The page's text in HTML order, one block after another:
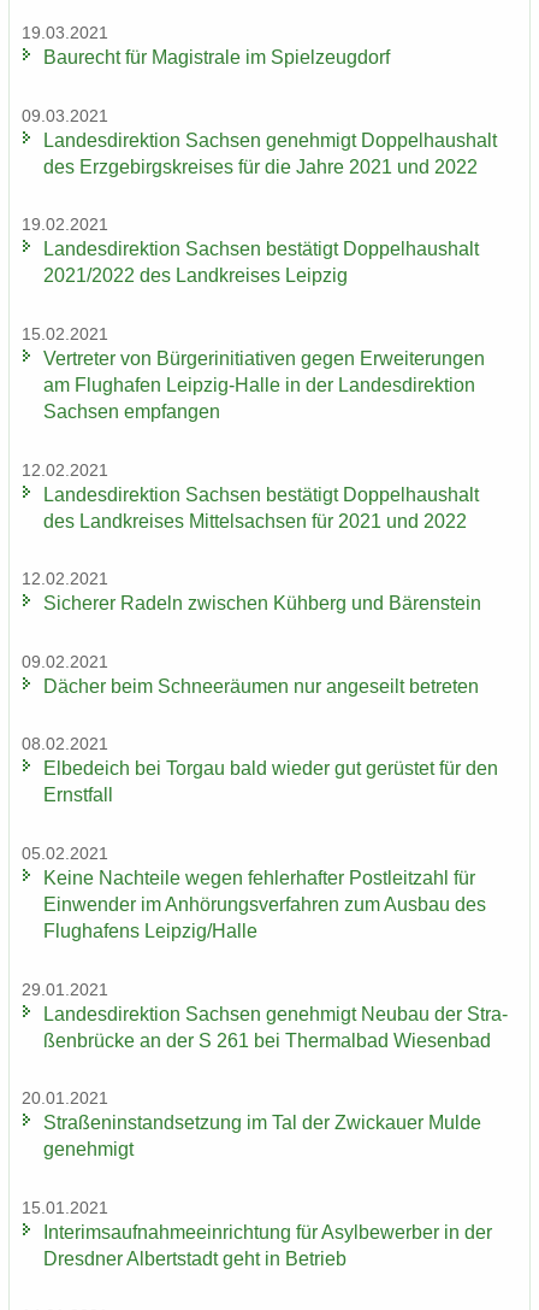
19.03.2021
Bau­recht für Ma­gis­tra­le im Spiel­zeug­dorf
09.03.2021
Lan­des­di­rek­ti­on Sach­sen ge­neh­migt Dop­pel­haus­halt
des Erz­ge­birgs­krei­ses für die Jahre 2021 und 2022
19.02.2021
Lan­des­di­rek­ti­on Sach­sen be­stä­tigt Dop­pel­haus­halt
2021/2022 des Land­krei­ses Leip­zig
15.02.2021
Ver­tre­ter von Bür­ger­initia­ti­ven gegen Er­wei­te­run­gen
am Flug­ha­fen Leipzig-​Halle in der Lan­des­di­rek­ti­on
Sach­sen emp­fan­gen
12.02.2021
Lan­des­di­rek­ti­on Sach­sen be­stä­tigt Dop­pel­haus­halt
des Land­krei­ses Mit­tel­sach­sen für 2021 und 2022
12.02.2021
Si­che­rer Ra­deln zwi­schen Küh­berg und Bä­ren­stein
09.02.2021
Dä­cher beim Schnee­räu­men nur an­ge­seilt be­tre­ten
08.02.2021
El­be­deich bei Tor­gau bald wie­der gut ge­rüs­tet für den
Ernst­fall
05.02.2021
Keine Nach­tei­le wegen feh­ler­haf­ter Post­leit­zahl für
Ein­wen­der im An­hö­rungs­ver­fah­ren zum Aus­bau des
Flug­ha­fens Leip­zig/Halle
29.01.2021
Lan­des­di­rek­ti­on Sach­sen ge­neh­migt Neu­bau der Stra­
ßen­brü­cke an der S 261 bei Ther­mal­bad Wie­sen­bad
20.01.2021
Stra­ßen­in­stand­set­zung im Tal der Zwi­ckau­er Mulde
ge­neh­migt
15.01.2021
In­te­rims­auf­nah­me­ein­rich­tung für Asyl­be­wer­ber in der
Dresd­ner Al­bert­stadt geht in Be­trieb